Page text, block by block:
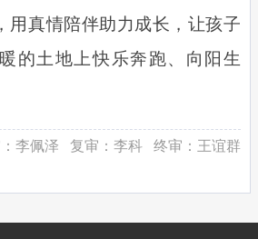
用真情陪伴助力成长，让孩子
的土地上快乐奔跑、向阳生
李佩泽 复审： 李科 终审： 王谊群